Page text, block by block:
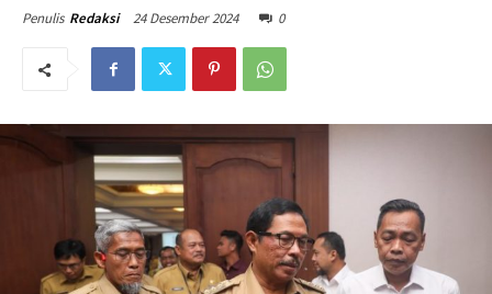
Penulis Redaksi 24 Desember 2024 0